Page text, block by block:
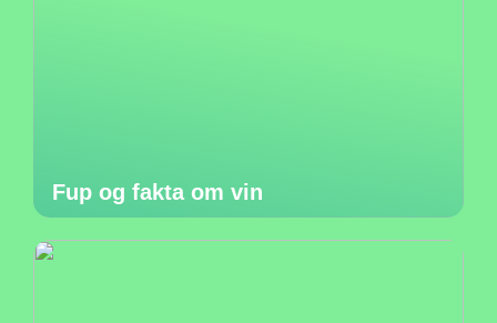
Fup og fakta om vin